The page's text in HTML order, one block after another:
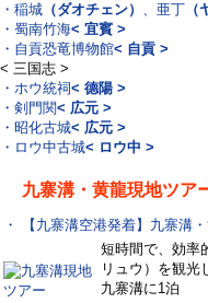
・稲城 （ダオチェン） 、亜丁 （
・蜀南竹海< 宜賓 >
・自貢恐竜博物館< 自貢 >
< 三国志 >
・ホウ統祠< 德陽 >
・剣門関< 広元 >
・昭化古城< 広元 >
・ロウ中古城< ロウ中 >
九寨溝・黄龍現地ツア
・ 【九寨溝空港発着】九寨溝
短時間で、効率
リュウ）を観光
九寨溝に1泊